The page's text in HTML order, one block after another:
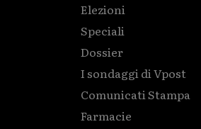
Elezioni
Speciali
Dossier
I sondaggi di Vpost
Comunicati Stampa
Farmacie